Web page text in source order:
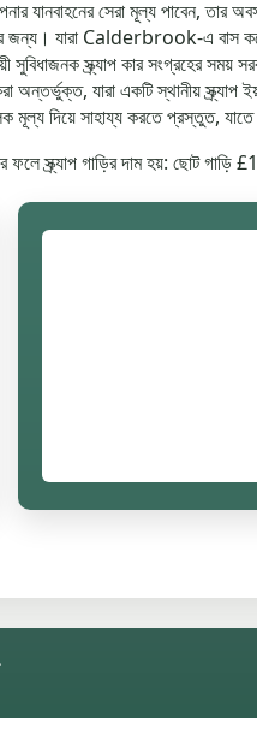
যানবাহনের সেরা মূল্য পাবেন,
জন্য। যারা Calderbrook-
সুবিধাজনক স্ক্র্যাপ কার সংগ্রহের
যারা একটি স্থানীয় স্ক্র্যাপ
মূল্য দিয়ে সাহায্য করতে প্রস্তুত,
ফলে স্ক্র্যাপ গাড়ির দাম হয়: